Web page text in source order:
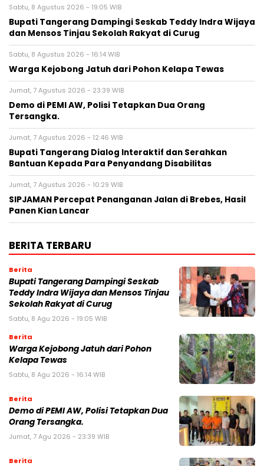
Sabtu, 8 Agustus 2026 - 19:05 WIB
Bupati Tangerang Dampingi Seskab Teddy Indra Wijaya
dan Mensos Tinjau Sekolah Rakyat di Curug
Sabtu, 8 Agustus 2026 - 16:14 WIB
Warga Kejobong Jatuh dari Pohon Kelapa Tewas
Jumat, 7 Agustus 2026 - 23:39 WIB
Demo di PEMI AW, Polisi Tetapkan Dua Orang
Tersangka.
Jumat, 7 Agustus 2026 - 12:46 WIB
Bupati Tangerang Dialog Interaktif dan Serahkan
Bantuan Kepada Para Penyandang Disabilitas
Jumat, 7 Agustus 2026 - 10:29 WIB
SIPJAMAN Percepat Penanganan Jalan di Brebes, Hasil
Panen Kian Lancar
BERITA TERBARU
Berita
Bupati Tangerang Dampingi Seskab
Teddy Indra Wijaya dan Mensos Tinjau
Sekolah Rakyat di Curug
Sabtu, 8 Agu 2026 - 19:05 WIB
Berita
Warga Kejobong Jatuh dari Pohon
Kelapa Tewas
Sabtu, 8 Agu 2026 - 16:14 WIB
Berita
Demo di PEMI AW, Polisi Tetapkan Dua
Orang Tersangka.
Jumat, 7 Agu 2026 - 23:39 WIB
Berita